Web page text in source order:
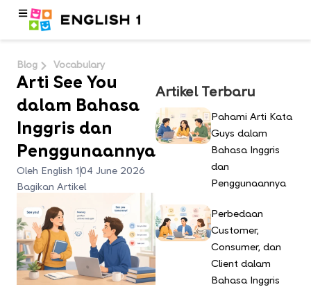
Blog Vocabulary
Arti See You
dalam Bahasa
Inggris dan
Penggunaannya
Oleh English 1 04 June 2026
Bagikan Artikel
Artikel Terbaru
Pahami Arti Kata
Guys dalam
Bahasa Inggris
dan
Penggunaannya
Perbedaan
Customer,
Consumer, dan
Client dalam
Bahasa Inggris